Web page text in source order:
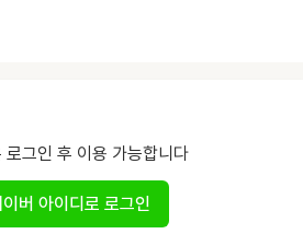
로그인 후 이용 가능합니다
이버 아이디로 로그인